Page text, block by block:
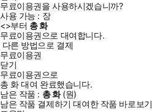
무료이용권을 사용하시겠습니까?
사용 가능 : 장
<>부터 총화
무료이용권으로 대여합니다.
다른 방법으로 결제
무료이용권
닫기
무료이용권으로
총 화대여 완료했습니다.
남은 작품 : 총화(원)
남은 작품 결제하기 대여한 작품 바로보기